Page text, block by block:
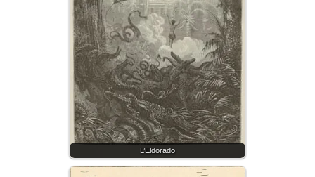
L’Eldorado